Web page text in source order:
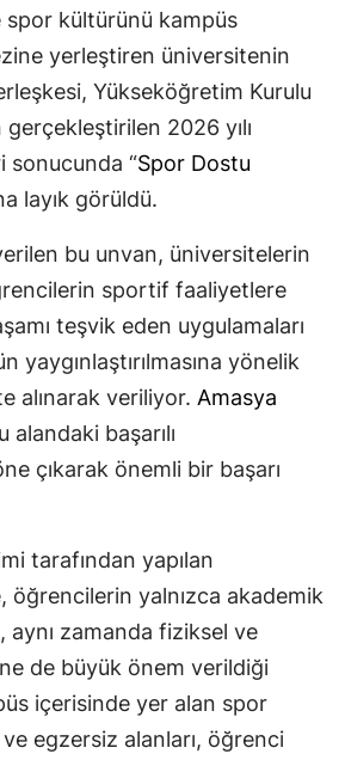
spor kültürünü kampüs
yerleştiren üniversitenin
Yükseköğretim Kurulu
2026 yılı
sonucunda “Spor Dostu
layık görüldü.
bu unvan, üniversitelerin
sportif faaliyetlere
teşvik eden uygulamaları
yaygınlaştırılmasına yönelik
alınarak veriliyor. Amasya
alandaki başarılı
çıkarak önemli bir başarı
tarafından yapılan
öğrencilerin yalnızca akademik
aynı zamanda fiziksel ve
de büyük önem verildiği
içerisinde yer alan spor
egzersiz alanları, öğrenci